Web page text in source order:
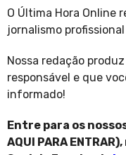
O Última Hora Online
jornalismo
Nossa redação
responsável e que
informado!
Entre para os
AQUI PARA ENTRAR),